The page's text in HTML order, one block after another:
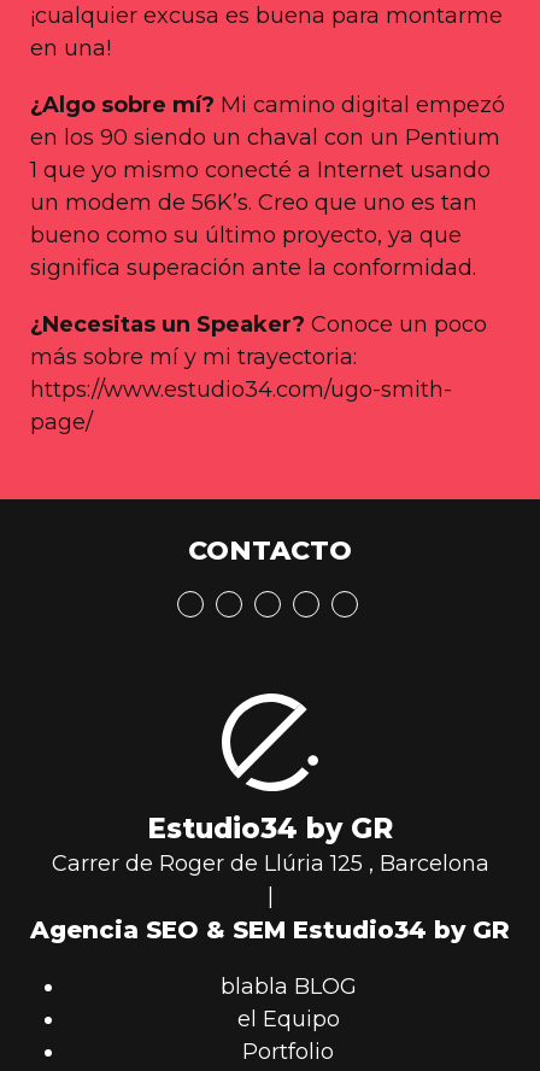
¡cualquier excusa es buena para montarme
en una!
¿Algo sobre mí? Mi camino digital empezó
en los 90 siendo un chaval con un Pentium
1 que yo mismo conecté a Internet usando
un modem de 56K’s. Creo que uno es tan
bueno como su último proyecto, ya que
significa superación ante la conformidad.
¿Necesitas un Speaker? Conoce un poco
más sobre mí y mi trayectoria:
https://www.estudio34.com/ugo-smith-
page/
CONTACTO
Estudio34 by GR
Carrer de Roger de Llúria 125 , Barcelona
Agencia SEO & SEM Estudio34 by GR
blabla BLOG
el Equipo
Portfolio